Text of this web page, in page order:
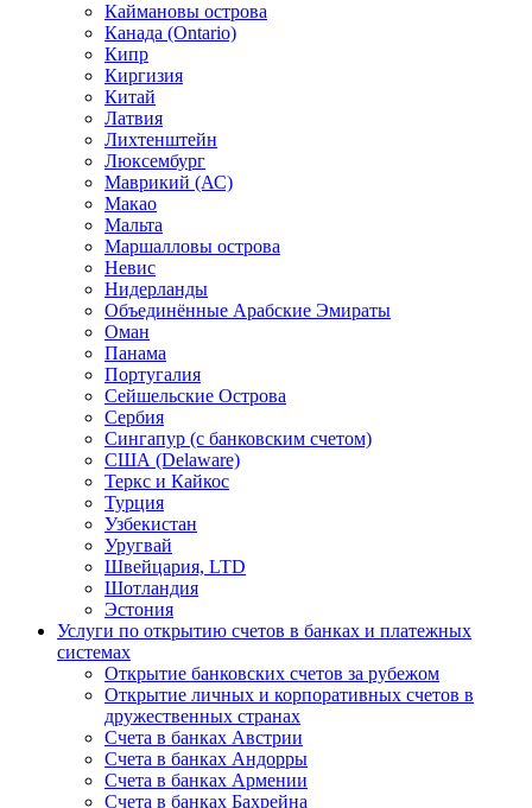
Каймановы острова
Канада (Ontario)
Кипр
Киргизия
Китай
Латвия
Лихтенштейн
Люксембург
Маврикий (АС)
Макао
Мальта
Маршалловы острова
Нeвис
Нидерланды
Объединённые Арабские Эмираты
Оман
Панама
Португалия
Сейшельские Острова
Сербия
Сингапур (c банковским счетом)
США (Delaware)
Теркс и Кайкос
Турция
Узбекистан
Уругвай
Швейцария, LTD
Шотландия
Эстония
Услуги по открытию счетов в банках и платежных
системах
Открытие банковских счетов за рубежом
Открытие личных и корпоративных счетов в
дружественных странах
Счета в банках Австрии
Счета в банках Андорры
Счета в банках Армении
Счета в банках Бахрейна